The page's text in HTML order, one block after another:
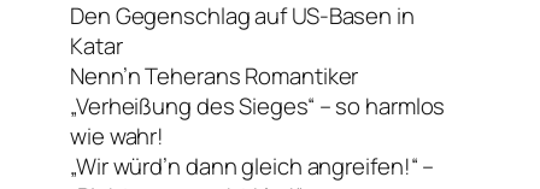
Den Gegenschlag auf US-Basen in
Katar
Nenn’n Teherans Romantiker
„Verheißung des Sieges“ – so harmlos
wie wahr!
„Wir würd’n dann gleich angreifen!“ –